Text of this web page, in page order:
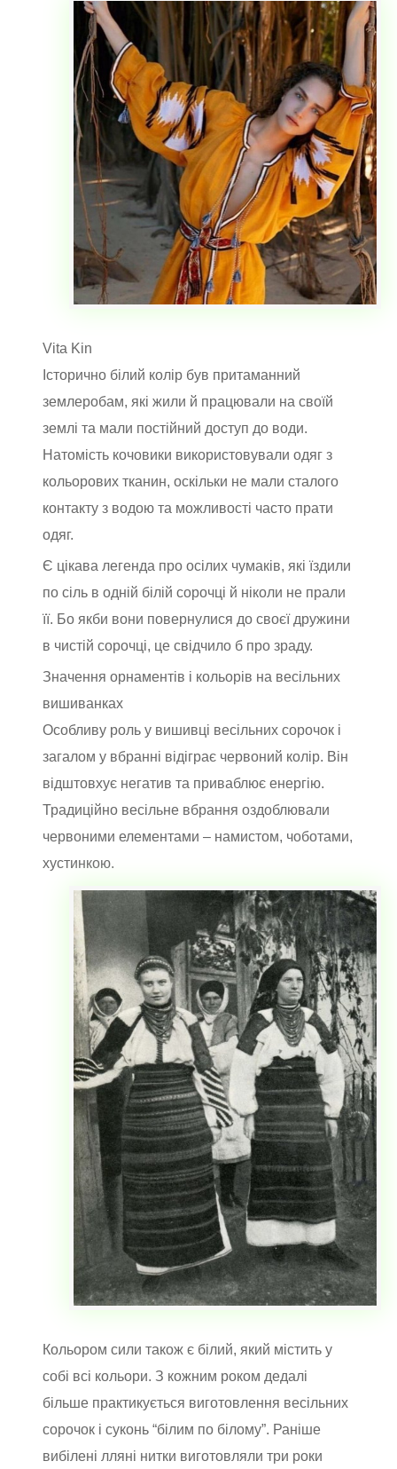
Vita Kin
Історично білий колір був притаманний
землеробам, які жили й працювали на своїй
землі та мали постійний доступ до води.
Натомість кочовики використовували одяг з
кольорових тканин, оскільки не мали сталого
контакту з водою та можливості часто прати
одяг.
Є цікава легенда про осілих чумаків, які їздили
по сіль в одній білій сорочці й ніколи не прали
її. Бо якби вони повернулися до своєї дружини
в чистій сорочці, це свідчило б про зраду.
Значення орнаментів і кольорів на весільних
вишиванках
Особливу роль у вишивці весільних сорочок і
загалом у вбранні відіграє червоний колір. Він
відштовхує негатив та приваблює енергію.
Традиційно весільне вбрання оздоблювали
червоними елементами – намистом, чоботами,
хустинкою.
Кольором сили також є білий, який містить у
собі всі кольори. З кожним роком дедалі
більше практикується виготовлення весільних
сорочок і суконь “білим по білому”. Раніше
вибілені лляні нитки виготовляли три роки